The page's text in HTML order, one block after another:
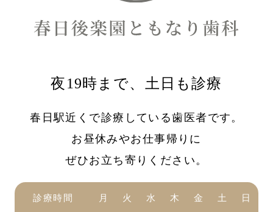
夜19時まで、土日も診療
春日駅近くで診療している歯医者です。
お昼休みやお仕事帰りに
ぜひお立ち寄りください。
診療時間 月 火 水 木 金 土 日